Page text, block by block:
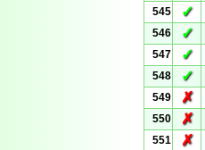
545
✓
546
✓
547
✓
548
✓
549
✗
550
✗
551
✗